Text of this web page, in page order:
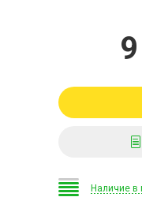
Наличие в